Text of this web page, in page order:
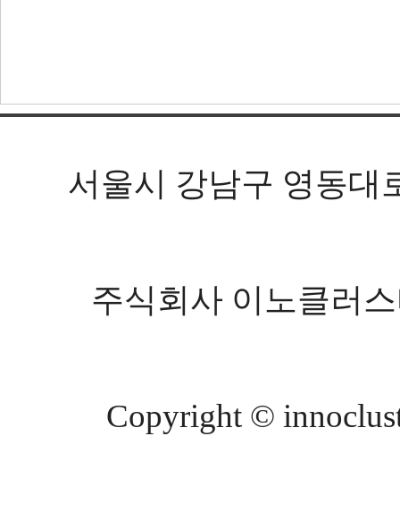
서울시 강남구 영동대
주식회사 이노클러
Copyright ©